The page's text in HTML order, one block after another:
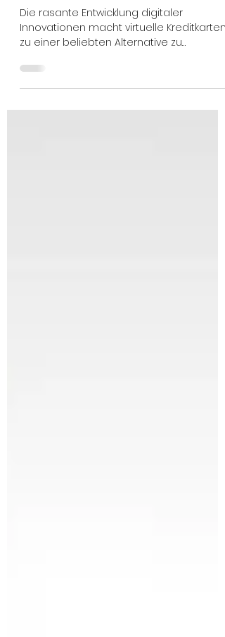
SWICURE CARD-SAFES bald
überflüssig?
Die rasante Entwicklung digitaler
zu einer beliebten Alternative zu
herkömmlichen...